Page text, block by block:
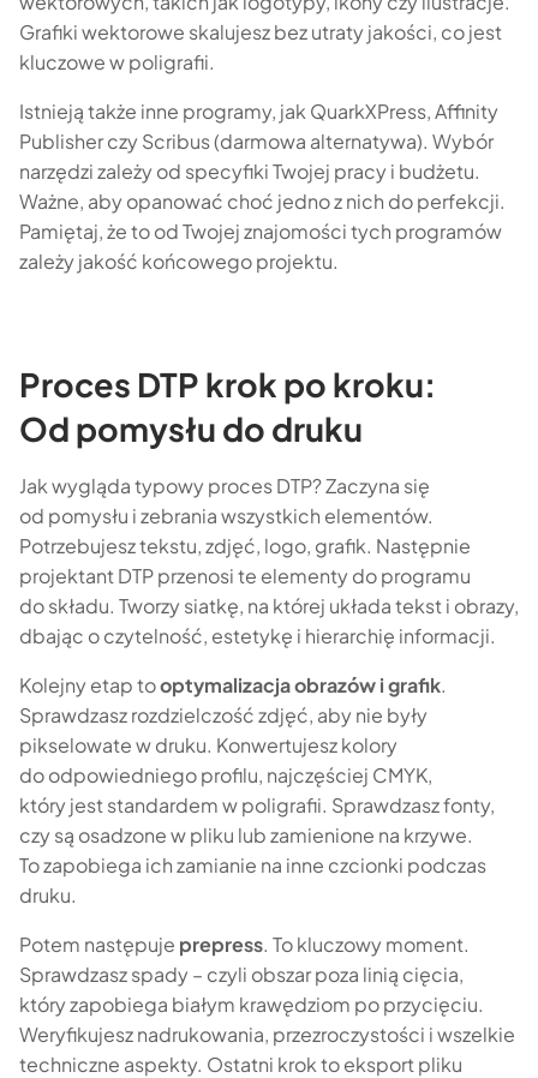
Grafiki wektorowe skalujesz bez utraty jakości, co jest
kluczowe w poligrafii.
Istnieją także inne programy, jak QuarkXPress, Affinity
Publisher czy Scribus (darmowa alternatywa). Wybór
narzędzi zależy od specyfiki Twojej pracy i budżetu.
Ważne, aby opanować choć jedno z nich do perfekcji.
Pamiętaj, że to od Twojej znajomości tych programów
zależy jakość końcowego projektu.
Proces DTP krok po kroku:
Od pomysłu do druku
Jak wygląda typowy proces DTP? Zaczyna się
od pomysłu i zebrania wszystkich elementów.
Potrzebujesz tekstu, zdjęć, logo, grafik. Następnie
projektant DTP przenosi te elementy do programu
do składu. Tworzy siatkę, na której układa tekst i obrazy,
dbając o czytelność, estetykę i hierarchię informacji.
Kolejny etap tooptymalizacja obrazów i grafik.
Sprawdzasz rozdzielczość zdjęć, aby nie były
pikselowate w druku. Konwertujesz kolory
do odpowiedniego profilu, najczęściej CMYK,
który jest standardem w poligrafii. Sprawdzasz fonty,
czy są osadzone w pliku lub zamienione na krzywe.
To zapobiega ich zamianie na inne czcionki podczas
druku.
Potem następuje prepress. To kluczowy moment.
Sprawdzasz spady – czyli obszar poza linią cięcia,
który zapobiega białym krawędziom po przycięciu.
Weryfikujesz nadrukowania, przezroczystości i wszelkie
techniczne aspekty. Ostatni krok to eksport pliku